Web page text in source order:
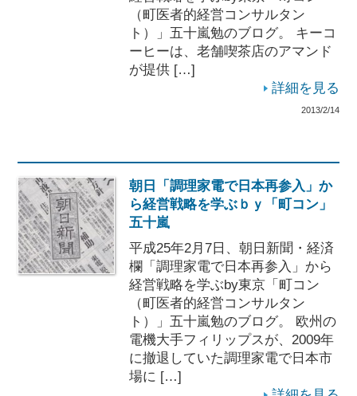
（町医者的経営コンサルタン
ト）」五十嵐勉のブログ。 キーコ
ーヒーは、老舗喫茶店のアマンド
が提供 […]
詳細を見る
2013/2/14
朝日「調理家電で日本再参入」か
ら経営戦略を学ぶｂｙ「町コン」
五十嵐
平成25年2月7日、朝日新聞・経済
欄「調理家電で日本再参入」から
経営戦略を学ぶby東京「町コン
（町医者的経営コンサルタン
ト）」五十嵐勉のブログ。 欧州の
電機大手フィリップスが、2009年
に撤退していた調理家電で日本市
場に […]